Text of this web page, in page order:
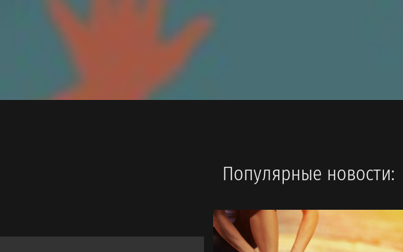
Популярные новости: